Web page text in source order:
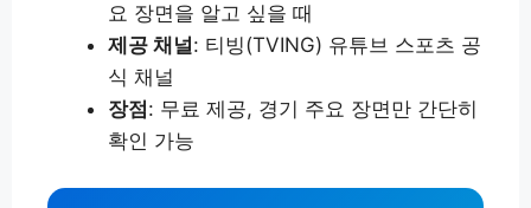
요 장면을 알고 싶을 때
제공 채널: 티빙(TVING) 유튜브 스포츠 공
식 채널
장점 : 무료 제공, 경기 주요 장면만 간단히
확인 가능